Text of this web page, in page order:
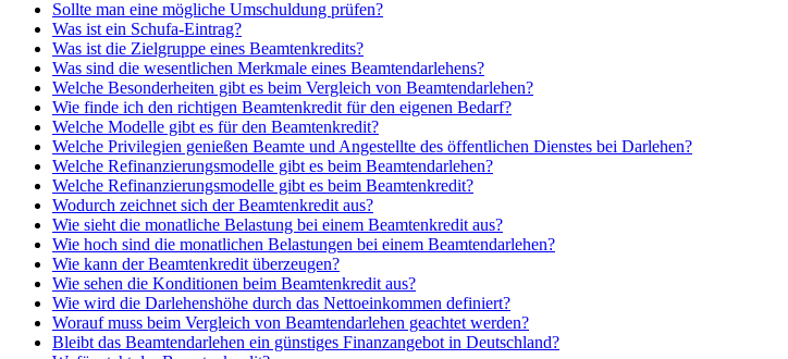
Sollte man eine mögliche Umschuldung prüfen?
Was ist ein Schufa-Eintrag?
Was ist die Zielgruppe eines Beamtenkredits?
Was sind die wesentlichen Merkmale eines Beamtendarlehens?
Welche Besonderheiten gibt es beim Vergleich von Beamtendarlehen?
Wie finde ich den richtigen Beamtenkredit für den eigenen Bedarf?
Welche Modelle gibt es für den Beamtenkredit?
Welche Privilegien genießen Beamte und Angestellte des öffentlichen Dienstes bei Darlehen?
Welche Refinanzierungsmodelle gibt es beim Beamtendarlehen?
Welche Refinanzierungsmodelle gibt es beim Beamtenkredit?
Wodurch zeichnet sich der Beamtenkredit aus?
Wie sieht die monatliche Belastung bei einem Beamtenkredit aus?
Wie hoch sind die monatlichen Belastungen bei einem Beamtendarlehen?
Wie kann der Beamtenkredit überzeugen?
Wie sehen die Konditionen beim Beamtenkredit aus?
Wie wird die Darlehenshöhe durch das Nettoeinkommen definiert?
Worauf muss beim Vergleich von Beamtendarlehen geachtet werden?
Bleibt das Beamtendarlehen ein günstiges Finanzangebot in Deutschland?